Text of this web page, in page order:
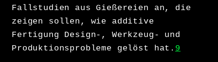
Fallstudien aus Gießereien an, die
zeigen sollen, wie additive
Fertigung Design-, Werkzeug- und
Produktionsprobleme gelöst hat. 9